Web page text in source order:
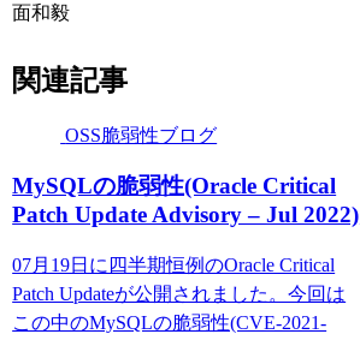
面和毅
関連記事
OSS脆弱性ブログ
MySQLの脆弱性(Oracle Critical
Patch Update Advisory – Jul 2022)
07月19日に四半期恒例のOracle Critical
Patch Updateが公開されました。今回は
この中のMySQLの脆弱性(CVE-2021-